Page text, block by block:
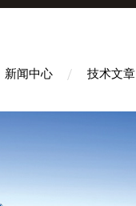
新闻中心 技术文章